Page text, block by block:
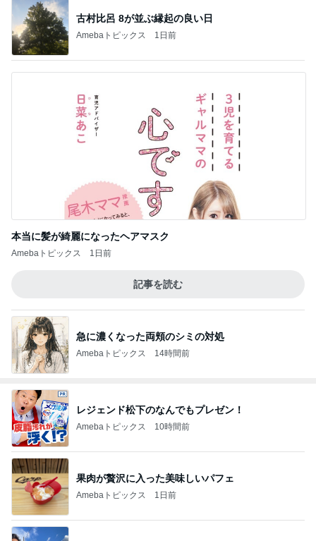
古村比呂 8が並ぶ縁起の良い日
Amebaトピックス 1日前
本当に髪が綺麗になったヘアマスク
Amebaトピックス 1日前
記事を読む
急に濃くなった両頬のシミの対処
Amebaトピックス 14時間前
レジェンド松下のなんでもプレゼン！
Amebaトピックス 10時間前
果肉が贅沢に入った美味しいパフェ
Amebaトピックス 1日前